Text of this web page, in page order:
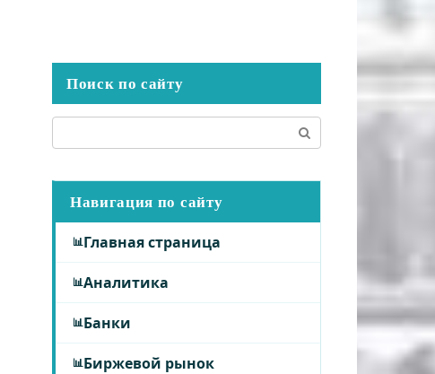
Поиск по сайту
Навигация по сайту
Главная страница
Аналитика
Банки
Биржевой рынок